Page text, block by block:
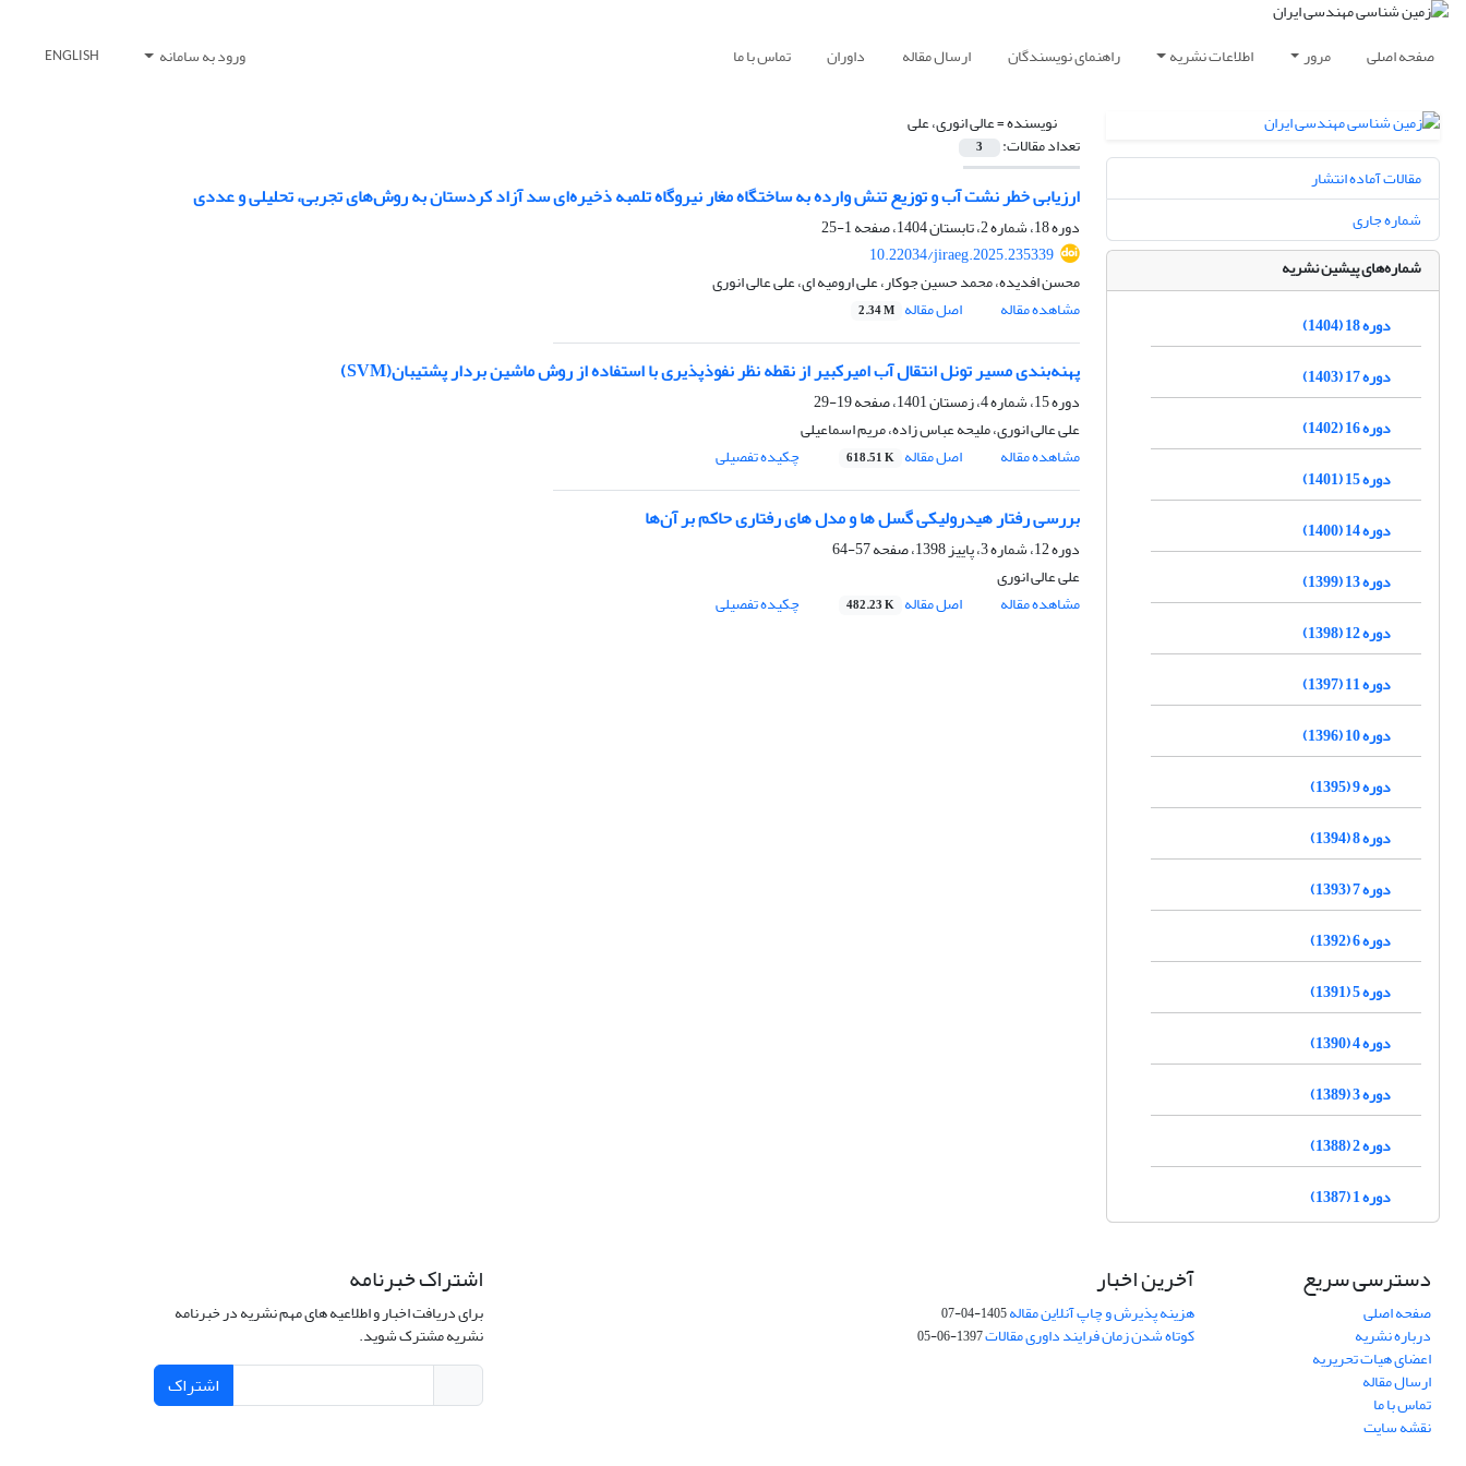
صفحه اصلی مرور اطلاعات نشریه راهنمای نویسندگان ارسال مقاله داوران تماس با ما ورود به سامانه ENGLISH
نویسنده =عالی انوری، علی
تعداد مقالات: 3
ارزیابی خطر نشت آب و توزیع تنش وارده به ساختگاه مغار نیروگاه تلمبه ذخیره‌ای سد آزاد کردستان به روش‌های تجربی، تحلیلی و عددی
دوره 18، شماره 2، تابستان 1404، صفحه
1-25
10.22034/jiraeg.2025.235339
محسن افدیده، محمد حسین جوکار، علی ارومیه ای، علی عالی انوری
مشاهده مقاله
اصل مقاله 2.34 M
پهنه‌بندی مسیر تونل انتقال آب امیرکبیر از نقطه نظر نفوذپذیری با استفاده از روش ماشین بردار پشتیبان(SVM)
دوره 15، شماره 4، زمستان 1401، صفحه
19-29
علی عالی انوری، ملیحه عباس زاده، مریم اسماعیلی
مشاهده مقاله
اصل مقاله 618.51 K چکیده تفصیلی
بررسی رفتار هیدرولیکی گسل ها و مدل های رفتاری حاکم بر آن‌ها
دوره 12، شماره 3، پاییز 1398، صفحه
57-64
علی عالی انوری
مشاهده مقاله
اصل مقاله 482.23 K چکیده تفصیلی
مقالات آماده انتشار
شماره جاری
شماره‌های پیشین نشریه
دوره 18 (1404)
دوره 17 (1403)
دوره 16 (1402)
دوره 15 (1401)
دوره 14 (1400)
دوره 13 (1399)
دوره 12 (1398)
دوره 11 (1397)
دوره 10 (1396)
دوره 9 (1395)
دوره 8 (1394)
دوره 7 (1393)
دوره 6 (1392)
دوره 5 (1391)
دوره 4 (1390)
دوره 3 (1389)
دوره 2 (1388)
دوره 1 (1387)
دسترسی سریع
صفحه اصلی
درباره نشریه
اعضای هیات تحریریه
ارسال مقاله
تماس با ما
نقشه سایت
آخرین اخبار
هزینه پذیرش و چاپ آنلاین مقاله1405-04-07
کوتاه شدن زمان فرایند داوری مقالات1397-06-05
اشتراک خبرنامه
برای دریافت اخبار و اطلاعیه های مهم نشریه در خبرنامه
نشریه مشترک شوید.
اشتراک